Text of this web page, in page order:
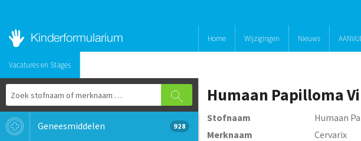
Home Wijzigingen Nieuws
Vacatures en Stages
Geneesmiddelen 928
Stofnaam
Humaan
Merknaam
Cervarix